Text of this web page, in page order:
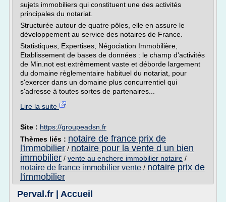
sujets immobiliers qui constituent une des activités
principales du notariat.
Structurée autour de quatre pôles, elle en assure le
développement au service des notaires de France.
Statistiques, Expertises, Négociation Immobilière,
Etablissement de bases de données : le champ d'activités
de Min.not est extrêmement vaste et déborde largement
du domaine règlementaire habituel du notariat, pour
s'exercer dans un domaine plus concurrentiel qui
s'adresse à toutes sortes de partenaires...
Lire la suite
Site : https://groupeadsn.fr
Thèmes liés : notaire de france prix de
l'immobilier / notaire pour la vente d un bien
immobilier / vente au enchere immobilier notaire /
notaire de france immobilier vente / notaire prix de
l'immobilier
Perval.fr | Accueil